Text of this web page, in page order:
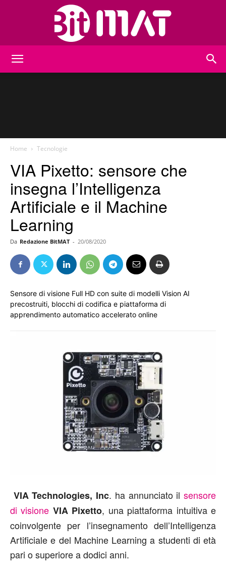
Home Tecnologie
VIA Pixetto: sensore che
insegna l’Intelligenza
Artificiale e il Machine
Learning
Da Redazione BitMAT - 20/08/2020
Sensore di visione Full HD con suite di modelli Vision AI
precostruiti, blocchi di codifica e piattaforma di
apprendimento automatico accelerato online
VIA Technologies, Inc. ha annunciato ilsensore
di visione VIA Pixetto, una piattaforma intuitiva e
coinvolgente per l’insegnamento dell’Intelligenza
Artificiale e del Machine Learning a studenti di età
pari o superiore a dodici anni.